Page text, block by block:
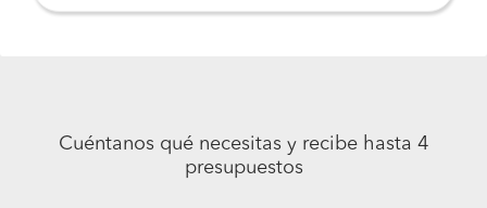
Cuéntanos qué necesitas y recibe hasta 4
presupuestos